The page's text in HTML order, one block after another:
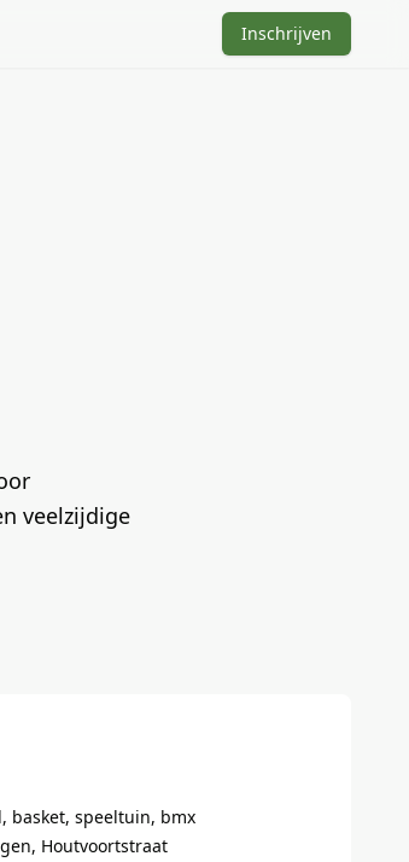
Inschrijven
veelzijdige
basket, speeltuin, bmx
Houtvoortstraat